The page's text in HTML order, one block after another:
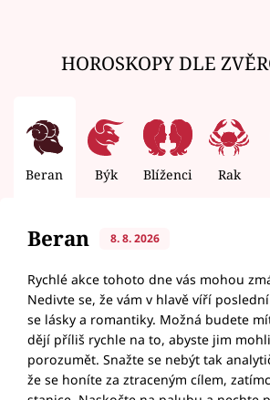
HOROSKOPY DLE
Beran Býk Blíženci Rak
Beran 8. 8. 2026
Rychlé akce tohoto dne vás mohou
Nedivte se, že vám v hlavě víří
se lásky a romantiky. Možná budete
dějí příliš rychle na to, abyste jim
porozumět. Snažte se nebýt tak
že se honíte za ztraceným cílem,